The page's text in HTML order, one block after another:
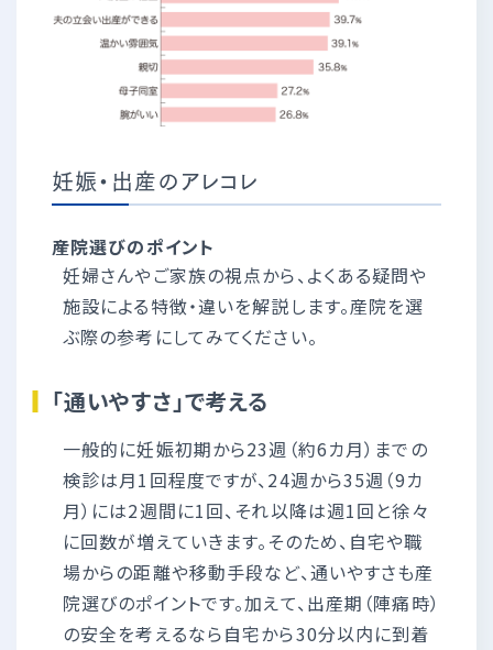
妊娠・出産のアレコレ
産院選びのポイント
妊婦さんやご家族の視点から、よくある疑問や
施設による特徴・違いを解説します。産院を選
ぶ際の参考にしてみてください。
「通いやすさ」で考える
一般的に妊娠初期から23週（約6カ月）までの
検診は月1回程度ですが、24週から35週（9カ
月）には2週間に1回、それ以降は週1回と徐々
に回数が増えていきます。そのため、自宅や職
場からの距離や移動手段など、通いやすさも産
院選びのポイントです。加えて、出産期（陣痛時）
の安全を考えるなら自宅から30分以内に到着